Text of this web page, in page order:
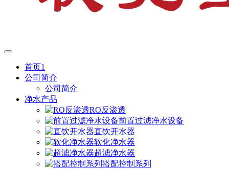
首页1
公司简介
公司简介
净水产品
RO反渗透
前置过滤净水设备
直饮开水器
软化净水器
超滤净水器
搭配控制系列